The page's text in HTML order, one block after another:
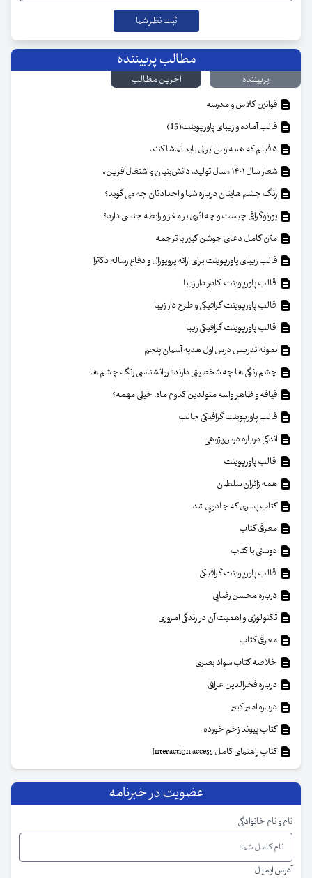
مطالب پربیننده
پربیننده
آخرین مطالب
قوانین کلاس و مدرسه
قالب آماده و زیبای پاورپوینت(15)
شعار سال ۱۴۰۱ «سال تولید، دانش‌بنیان و اشتغال‌آفرین»
رنگ چشم هایتان درباره شما و اجدادتان چه می گوید؟
پورنوگرافی چیست و چه اثری بر مغز و رابطه جنسی دارد؟
متن کامل دعای جوشن کبیر با ترجمه
قالب زیبای پاورپوینت برای ارائه پروپوزال و دفاع رساله دکترا
قالب پاورپوینت کادر دار زیبا
قالب پاورپوینت گرافیکی و طرح دار زیبا
قالب پاورپوینت گرافیکی زیبا
نمونه تدریس درس اول هدیه آسمان پنجم
چشم رنگی ها چه شخصیتی دارند؟ روانشناسی رنگ چشم ها
قیافه و ظاهر واسه متولدین کدوم ماه، خیلی مهمه؟
قالب پاورپوینت گرافیکی جالب
اندکی درباره درس‌پژوهی
قالب پاورپوینت
همه زائران سلطان
کتاب پسری که جادویی شد
معرفی کتاب
دوستی با کتاب
قالب پاورپوینت گرافیکی
درباره محسن رضایی
تکنولوژی و اهمیت آن در زندگی امروزی
معرفی کتاب
خلاصه کتاب سواد بصری
درباره فخرالدین عراقی
درباره امیر کبیر
کتاب پیوند زخم خورده
کتاب راهنمای کامل Interaction access
عضویت در خبرنامه
نام و نام خانوادگی
آدرس ایمیل